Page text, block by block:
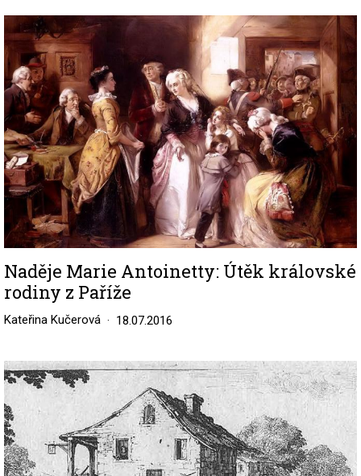
Image
Naděje Marie Antoinetty: Útěk královské
rodiny z Paříže
Kateřina Kučerová 18.07.2016
Image